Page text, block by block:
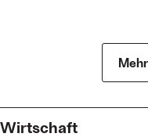
Wirtschaft